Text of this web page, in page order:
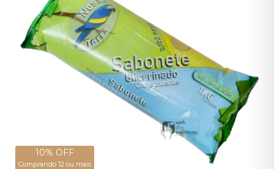
10% OFF
Comprando 12 ou mais